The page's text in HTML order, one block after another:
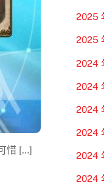
惜 […]
2025
2025
2024
2024
2024
2024
2024
2024